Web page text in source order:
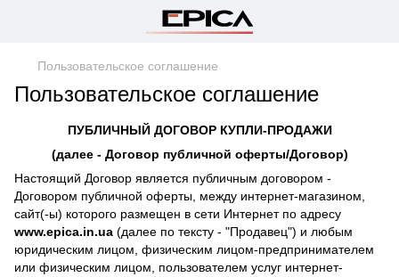
Пользовательское соглашение
Пользовательское соглашение
ПУБЛИЧНЫЙ ДОГОВОР КУПЛИ-ПРОДАЖИ
(далее - Договор публичной оферты/Договор)
Настоящий Договор является публичным договором -
Договором публичной оферты, между интернет-магазином,
сайт(-ы) которого размещен в сети Интернет по адресу
www.epica.in.ua (далее по тексту - "Продавец") и любым
юридическим лицом, физическим лицом-предпринимателем
или физическим лицом, пользователем услуг интернет-